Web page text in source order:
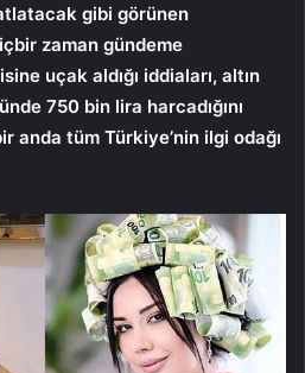
gibi görünen
zaman gündeme
uçak aldığı iddiaları, altın
750 bin lira harcadığını
anda tüm Türkiye’nin ilgi odağı